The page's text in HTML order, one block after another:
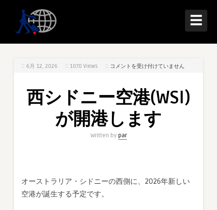
☰
6月 12, 2026 1070 Views
西
ニ
空
(WSI)
し
コメントを受け付けていません
西シドニー空港(WSI)
が開港します
Written by par
オーストラリア・シドニーの西側に、2026年新しい
空港が誕生する予定です。